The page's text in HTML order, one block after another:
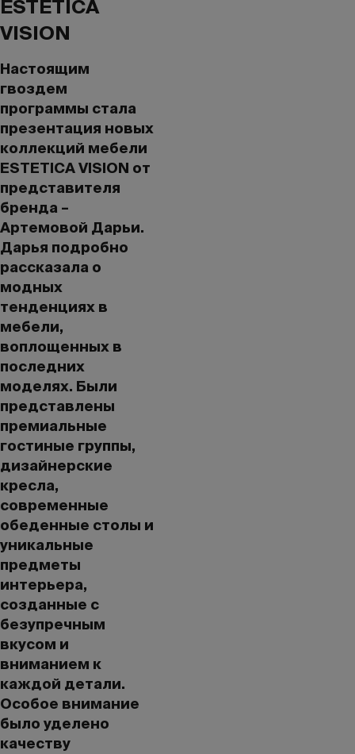
ESTETICA
VISION
Настоящим
гвоздем
программы стала
презентация новых
коллекций мебели
ESTETICA VISION от
представителя
бренда –
Артемовой Дарьи.
Дарья подробно
рассказала о
модных
тенденциях в
мебели,
воплощенных в
последних
моделях. Были
представлены
премиальные
гостиные группы,
дизайнерские
кресла,
современные
обеденные столы и
уникальные
предметы
интерьера,
созданные с
безупречным
вкусом и
вниманием к
каждой детали.
Особое внимание
было уделено
качеству